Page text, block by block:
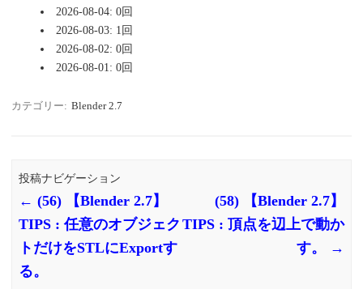
2026-08-04: 0回
2026-08-03: 1回
2026-08-02: 0回
2026-08-01: 0回
カテゴリー: Blender 2.7
投稿ナビゲーション
← (56) 【Blender 2.7】
TIPS : 任意のオブジェク
トだけをSTLにExportす
る。
(58) 【Blender 2.7】
TIPS : 頂点を辺上で動か
す。
→